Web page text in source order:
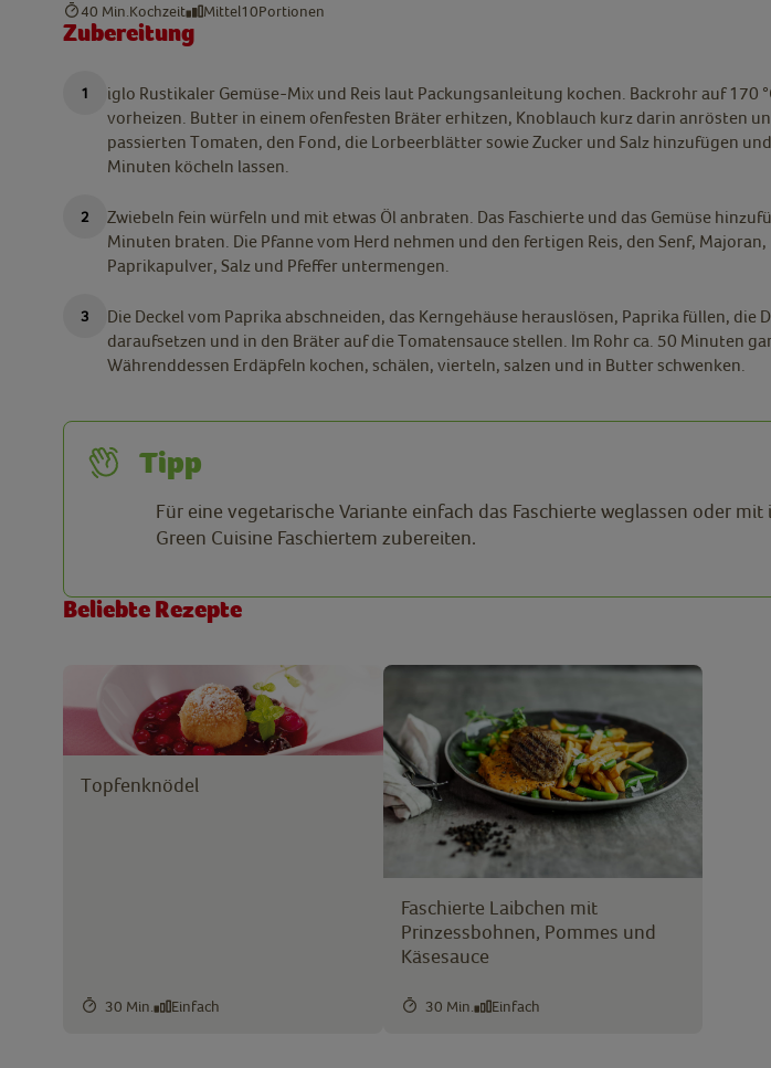
40 Min. Kochzeit Mittel10Portionen
Zubereitung
iglo Rustikaler Gemüse-Mix und Reis laut Packungsanleitung kochen. Backrohr auf 170
vorheizen. Butter in einem ofenfesten Bräter erhitzen, Knoblauch kurz darin anrösten
passierten Tomaten, den Fond, die Lorbeerblätter sowie Zucker und Salz hinzufügen
Minuten köcheln lassen.
Zwiebeln fein würfeln und mit etwas Öl anbraten. Das Faschierte und das Gemüse
Minuten braten. Die Pfanne vom Herd nehmen und den fertigen Reis, den Senf, Majoran,
Paprikapulver, Salz und Pfeffer untermengen.
Die Deckel vom Paprika abschneiden, das Kerngehäuse herauslösen, Paprika füllen, die
daraufsetzen und in den Bräter auf die Tomatensauce stellen. Im Rohr ca. 50 Minuten
Währenddessen Erdäpfeln kochen, schälen, vierteln, salzen und in Butter schwenken.
Tipp
Für eine vegetarische Variante einfach das Faschierte weglassen oder mit
Green Cuisine Faschiertem zubereiten.
Beliebte Rezepte
Topfenknödel
30 Min. Einfach
Faschierte Laibchen mit
Prinzessbohnen, Pommes und
Käsesauce
30 Min. Einfach